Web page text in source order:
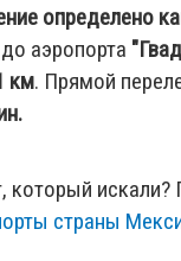
определено
аэропорта
км. Прямой
который искали?
страны